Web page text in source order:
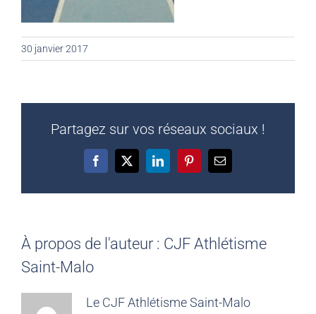
30 janvier 2017
Partagez sur vos réseaux sociaux !
Facebook
X LinkedInPinterestEmail
À propos de l'auteur : CJF Athlétisme
Saint-Malo
Le CJF Athlétisme Saint-Malo